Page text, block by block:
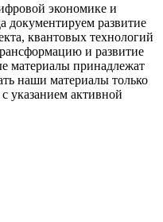
экономике и
документируем развитие
квантовых технологий
и развитие
материалы принадлежат
наши материалы только
указанием активной